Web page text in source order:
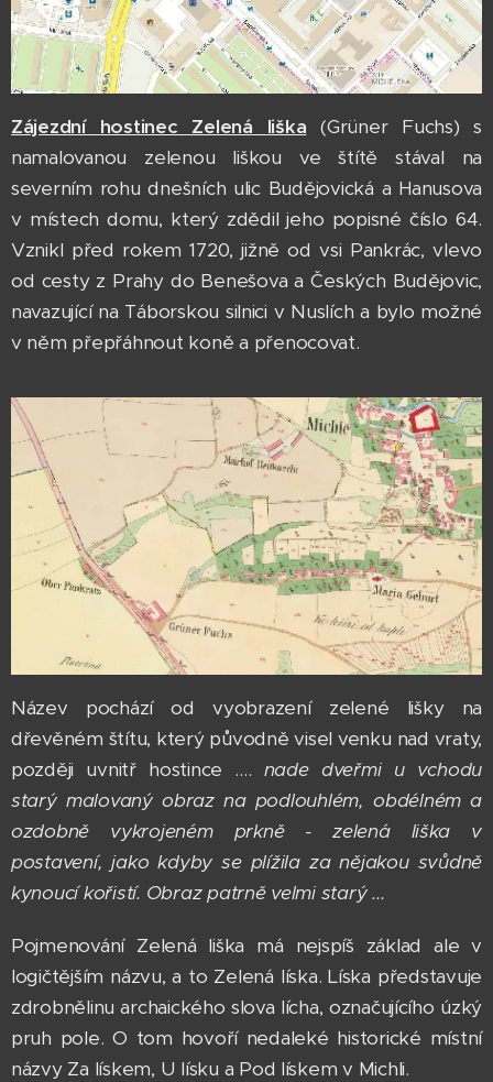
Zájezdní hostinec Zelená liška (Grüner Fuchs) s
namalovanou zelenou liškou ve štítě stával na
severním rohu dnešních ulic Budějovická a Hanusova
v místech domu, který zdědil jeho popisné číslo 64.
Vznikl před rokem 1720, jižně od vsi Pankrác, vlevo
od cesty z Prahy do Benešova a Českých Budějovic,
navazující na Táborskou silnici v Nuslích a bylo možné
v něm přepřáhnout koně a přenocovat.
Název pochází od vyobrazení zelené lišky na
dřevěném štítu, který původně visel venku nad vraty,
později uvnitř hostince .... nade dveřmi u vchodu
starý malovaný obraz na podlouhlém, obdélném a
ozdobně vykrojeném prkně - zelená liška v
postavení, jako kdyby se plížila za nějakou svůdně
kynoucí kořistí. Obraz patrně velmi starý ...
Pojmenování Zelená liška má nejspíš základ ale v
logičtějším názvu, a to Zelená líska. Líska představuje
zdrobnělinu archaického slova lícha, označujícího úzký
pruh pole. O tom hovoří nedaleké historické místní
názvy Za lískem, U lísku a Pod lískem v Michli.